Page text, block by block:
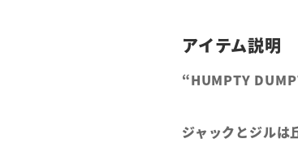
“HUMPTY
ジャックとジルは